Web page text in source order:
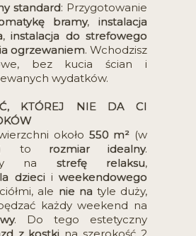
standard: Przygotowanie
bramy,instalacja
,instalacja do strefowego
ogrzewaniem. Wchodzisz
bez kucia ścian i
wydatków.
KTÓREJ NIE DA CI
około 550 m² (w
to rozmiar idealny.
na strefę relaksu,
dzieci i weekendowego
ale nie na tyle duży,
każdy weekend na
. Do tego estetyczny